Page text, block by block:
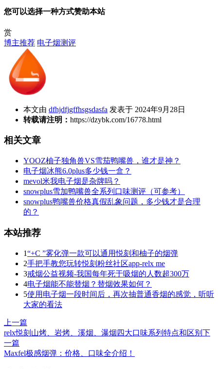
您可以选择一种方式赞助本站
赏
博主推荐 电子烟测评
本文由 dfhjdfjgffhsgsdasfa 发表于 2024年9月28日
转载请注明： https://dzybk.com/16778.html
相关文章
YOOZ柚子独角兽VS雪茄鸭嘴兽，谁才是神？
电子烟冰熊6.0plus多少钱一盒？
mevol米我电子烟是杂牌吗？
snowplus雪加鸭嘴兽全系列口味测评（可参考）
snowplus鸭嘴兽价格真假乱象问题，多少钱才是合理
的？
本站推荐
1“+C ”雾化弹一款可以通用悦刻和柚子的烟弹
2手把手教您玩转悦刻粉丝社区app-relx me
3戒烟公益视频-我国每年死于吸烟的人数超300万
4电子烟能不能替烟？替烟效果如何？
5使用电子烟一段时间后，再次抽普通香烟的感觉，听听
大家的看法
上一篇
relx悦刻山烤、岩烤、溪烟、瀑烟四大口味系列特点和区别 下
一篇
Maxfel极感烟弹：价格、口味全介绍！